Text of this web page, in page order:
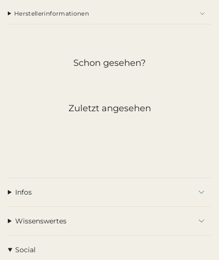
}}"}Herstellerinformationen
Schon gesehen?
Zuletzt angesehen
Infos
Wissenswertes
Social